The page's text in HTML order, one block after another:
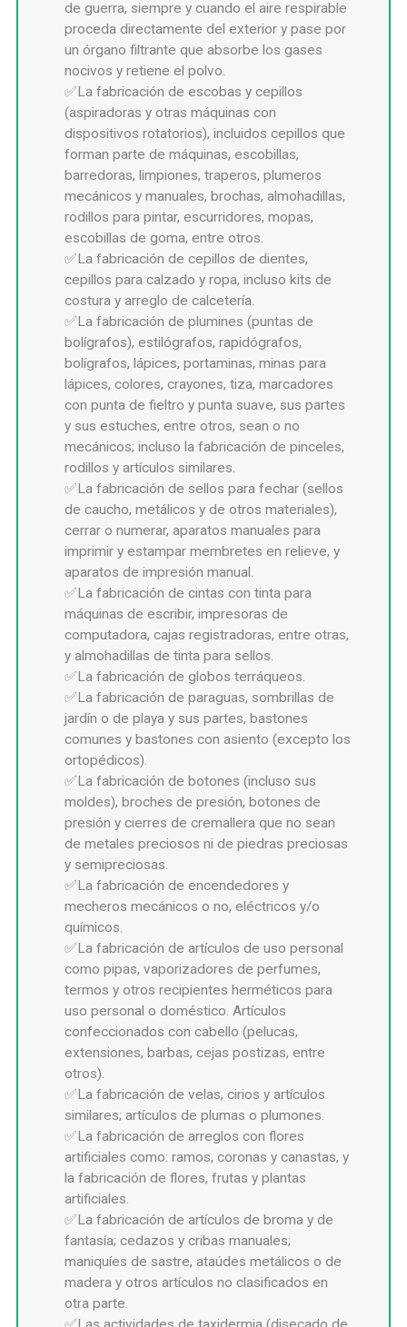
de guerra, siempre y cuando el aire respirable
proceda directamente del exterior y pase por
un órgano filtrante que absorbe los gases
nocivos y retiene el polvo.
La fabricación de escobas y cepillos
(aspiradoras y otras máquinas con
dispositivos rotatorios), incluidos cepillos que
forman parte de máquinas, escobillas,
barredoras, limpiones, traperos, plumeros
mecánicos y manuales, brochas, almohadillas,
rodillos para pintar, escurridores, mopas,
escobillas de goma, entre otros.
La fabricación de cepillos de dientes,
cepillos para calzado y ropa, incluso kits de
costura y arreglo de calcetería.
La fabricación de plumines (puntas de
bolígrafos), estilógrafos, rapidógrafos,
bolígrafos, lápices, portaminas, minas para
lápices, colores, crayones, tiza, marcadores
con punta de fieltro y punta suave, sus partes
y sus estuches, entre otros, sean o no
mecánicos; incluso la fabricación de pinceles,
rodillos y artículos similares.
La fabricación de sellos para fechar (sellos
de caucho, metálicos y de otros materiales),
cerrar o numerar, aparatos manuales para
imprimir y estampar membretes en relieve, y
aparatos de impresión manual.
La fabricación de cintas con tinta para
máquinas de escribir, impresoras de
computadora, cajas registradoras, entre otras,
y almohadillas de tinta para sellos.
La fabricación de globos terráqueos.
La fabricación de paraguas, sombrillas de
jardín o de playa y sus partes, bastones
comunes y bastones con asiento (excepto los
ortopédicos).
La fabricación de botones (incluso sus
moldes), broches de presión, botones de
presión y cierres de cremallera que no sean
de metales preciosos ni de piedras preciosas
y semipreciosas.
La fabricación de encendedores y
mecheros mecánicos o no, eléctricos y/o
químicos.
La fabricación de artículos de uso personal
como pipas, vaporizadores de perfumes,
termos y otros recipientes herméticos para
uso personal o doméstico. Artículos
confeccionados con cabello (pelucas,
extensiones, barbas, cejas postizas, entre
otros).
La fabricación de velas, cirios y artículos
similares; artículos de plumas o plumones.
La fabricación de arreglos con flores
artificiales como: ramos, coronas y canastas, y
la fabricación de flores, frutas y plantas
artificiales.
La fabricación de artículos de broma y de
fantasía; cedazos y cribas manuales;
maniquíes de sastre, ataúdes metálicos o de
madera y otros artículos no clasificados en
otra parte.